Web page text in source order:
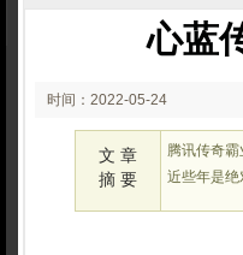
心蓝
时间：2022-05-24
02:05
文 章
摘 要
腾讯传奇
近些年是